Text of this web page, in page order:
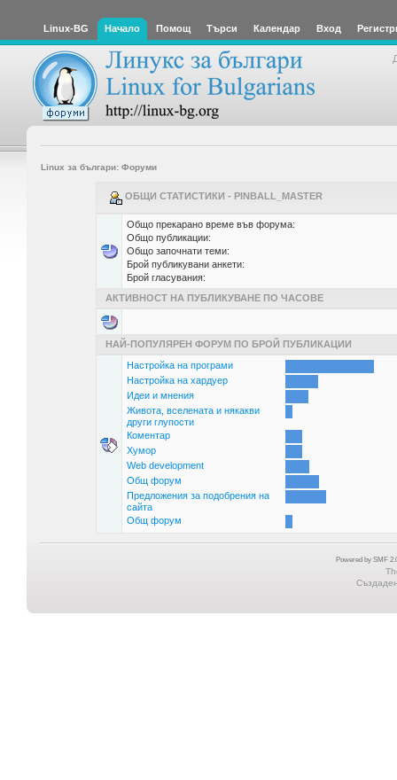
Linux-BG Начало Помощ Търси Календар Вход
Linux за българи: Форуми
ОБЩИ СТАТИСТИКИ - PINBALL_MASTER
Общо прекарано време във форума:
Общо публикации:
Общо започнати теми:
Брой публикувани анкети:
Брой гласувания:
АКТИВНОСТ НА ПУБЛИКУВАНЕ ПО ЧАСОВЕ
НАЙ-ПОПУЛЯРЕН ФОРУМ ПО БРОЙ ПУБЛИКАЦИИ
Настройка на програми
Настройка на хардуер
Идеи и мнения
Живота, вселената и някакви
други глупости
Коментар
Хумор
Web development
Общ форум
Предложения за подобрения на
сайта
Общ форум
Powered by SMF